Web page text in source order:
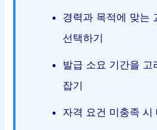
경력과 목적에 맞는
선택하기
발급 소요 기간을 고
잡기
자격 요건 미충족 시